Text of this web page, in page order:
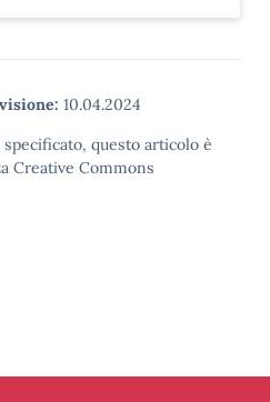
10.04.2024
questo articolo è
Creative Commons